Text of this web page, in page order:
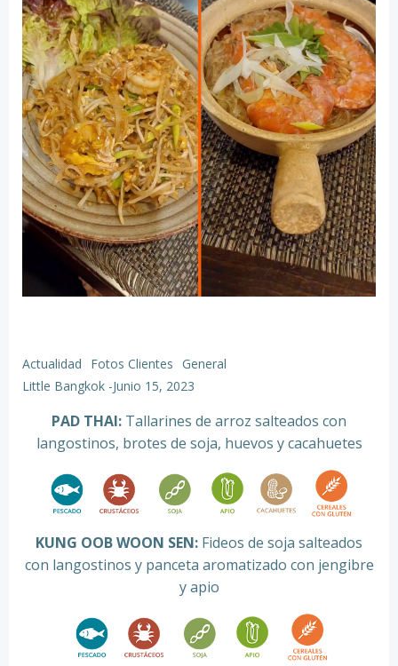
Actualidad Fotos Clientes
General
Little Bangkok -Junio 15, 2023
PAD THAI: Tallarines de arroz salteados con
langostinos, brotes de soja, huevos y cacahuetes
KUNG OOB WOON SEN: Fideos de soja salteados
con langostinos y panceta aromatizado con jengibre
y apio